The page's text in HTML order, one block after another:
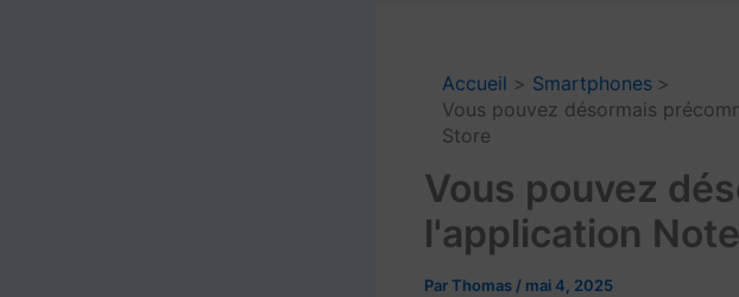
Accueil
Smartphones
Vous pouvez désormais
Store
Vous pouvez
l'application
ParThomas / mai 4, 2025